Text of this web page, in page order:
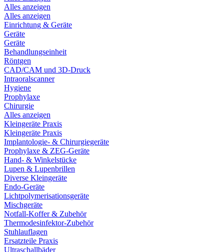
Alles anzeigen
Alles anzeigen
Einrichtung & Geräte
Geräte
Geräte
Behandlungseinheit
Röntgen
CAD/CAM und 3D-Druck
Intraoralscanner
Hygiene
Prophylaxe
Chirurgie
Alles anzeigen
Kleingeräte Praxis
Kleingeräte Praxis
Implantologie- & Chirurgiegeräte
Prophylaxe & ZEG-Geräte
Hand- & Winkelstücke
Lupen & Lupenbrillen
Diverse Kleingeräte
Endo-Geräte
Lichtpolymerisationsgeräte
Mischgeräte
Notfall-Koffer & Zubehör
Thermodesinfektor-Zubehör
Stuhlauflagen
Ersatzteile Praxis
Ultraschallbäder